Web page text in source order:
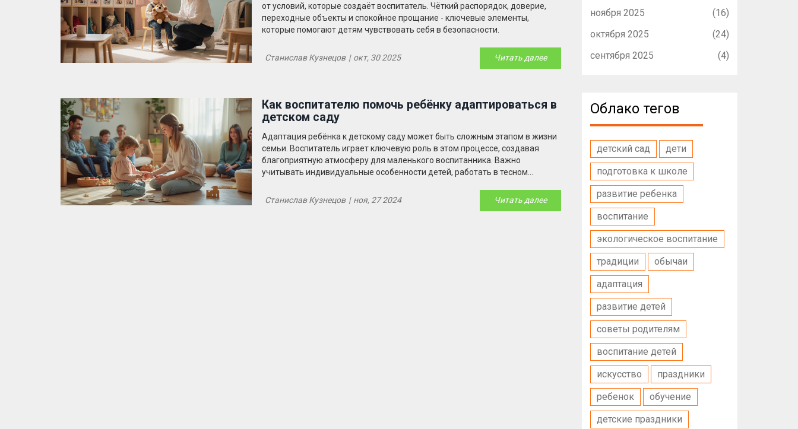
от условий, которые создаёт воспитатель. Чёткий распорядок, доверие,
переходные объекты и спокойное прощание - ключевые элементы,
которые помогают детям чувствовать себя в безопасности.
Станислав Кузнецов | окт, 30 2025 Читать далее
Как воспитателю помочь ребёнку адаптироваться в
детском саду
Адаптация ребёнка к детскому саду может быть сложным этапом в жизни
семьи. Воспитатель играет ключевую роль в этом процессе, создавая
благоприятную атмосферу для маленького воспитанника. Важно
учитывать индивидуальные особенности детей, работать в тесном
периода. Данный материал предлагает советы и стратегии, которые
помогут воспитателям справиться с этой ответственной задачей. Речь
Станислав Кузнецов | ноя, 27 2024 Читать далее
ноября 2025
(16)
октября 2025
(24)
сентября 2025
(4)
Облако тегов
детский сад
дети
подготовка к школе
развитие ребенка
воспитание
экологическое воспитание
традиции
обычаи
адаптация
развитие детей
советы родителям
воспитание детей
искусство
праздники
ребенок
обучение
детские праздники